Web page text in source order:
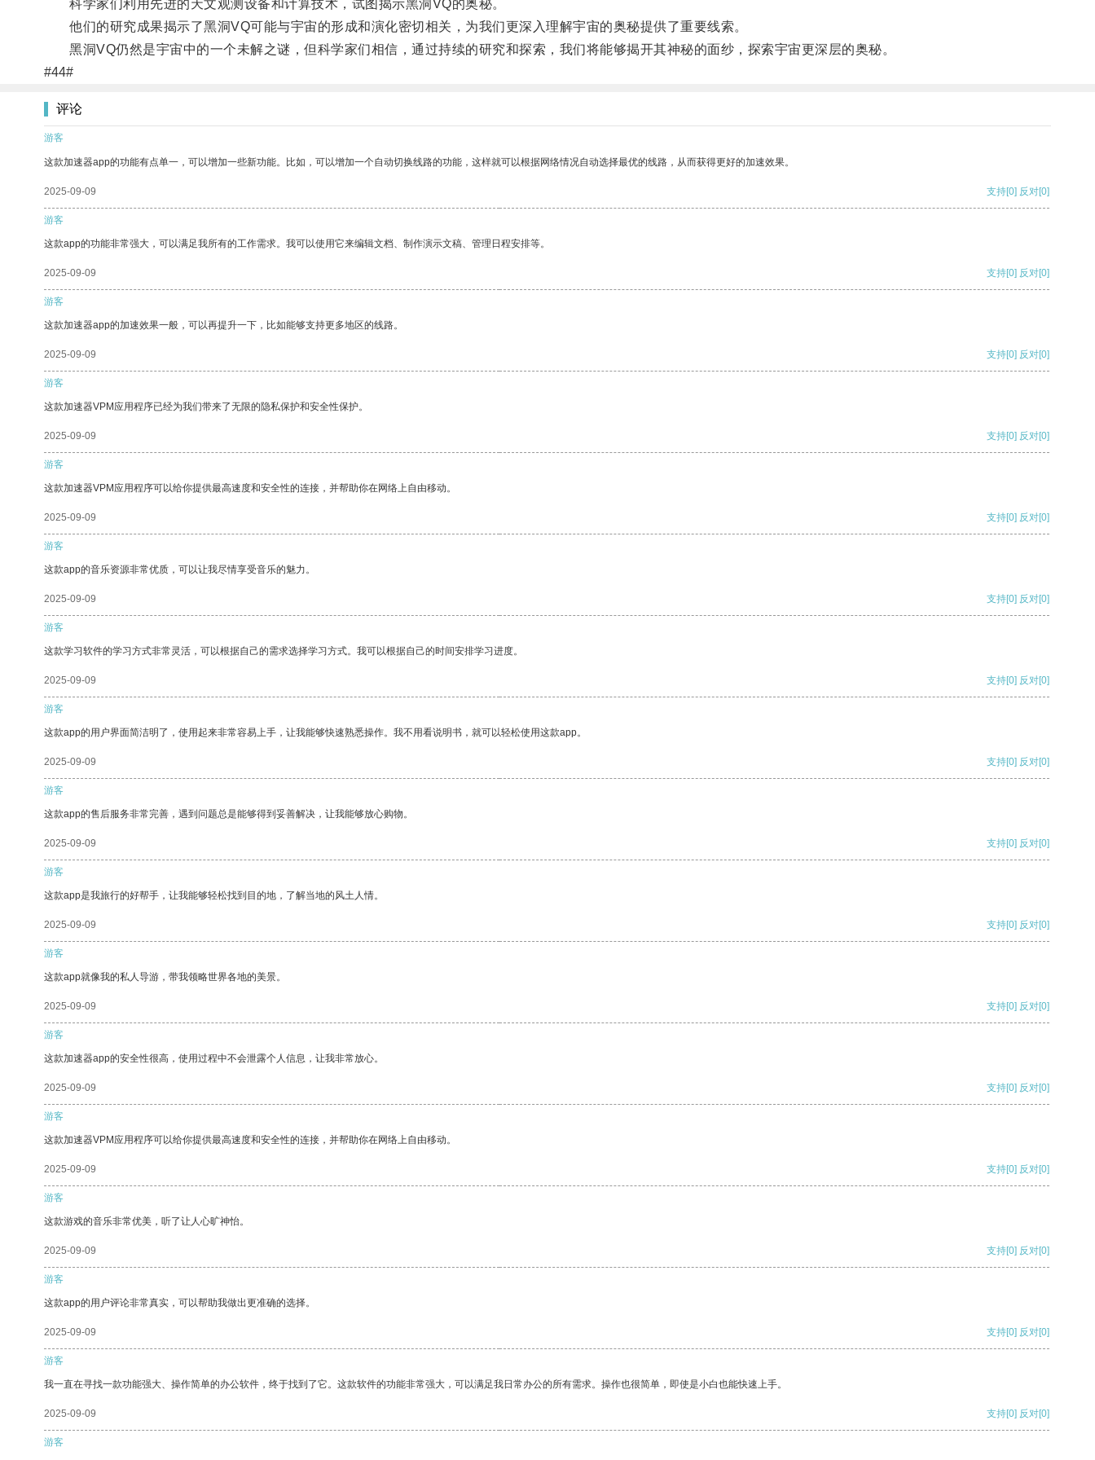
科学家们利用先进的天文观测设备和计算技术，试图揭示黑洞VQ的奥秘。
他们的研究成果揭示了黑洞VQ可能与宇宙的形成和演化密切相关，为我们更深入理解宇宙的奥秘提供了重要线索。
黑洞VQ仍然是宇宙中的一个未解之谜，但科学家们相信，通过持续的研究和探索，我们将能够揭开其神秘的面纱，探索宇宙更深层的奥秘。
#44#
评论
游客
这款加速器app的功能有点单一，可以增加一些新功能。比如，可以增加一个自动切换线路的功能，这样就可以根据网络情况自动选择最优的线路，从而获得更好的加速效果。
2025-09-09 支持[0] 反对[0]
游客
这款app的功能非常强大，可以满足我所有的工作需求。我可以使用它来编辑文档、制作演示文稿、管理日程安排等。
2025-09-09 支持[0] 反对[0]
游客
这款加速器app的加速效果一般，可以再提升一下，比如能够支持更多地区的线路。
2025-09-09 支持[0] 反对[0]
游客
这款加速器VPM应用程序已经为我们带来了无限的隐私保护和安全性保护。
2025-09-09 支持[0] 反对[0]
游客
这款加速器VPM应用程序可以给你提供最高速度和安全性的连接，并帮助你在网络上自由移动。
2025-09-09 支持[0] 反对[0]
游客
这款app的音乐资源非常优质，可以让我尽情享受音乐的魅力。
2025-09-09 支持[0] 反对[0]
游客
这款学习软件的学习方式非常灵活，可以根据自己的需求选择学习方式。我可以根据自己的时间安排学习进度。
2025-09-09 支持[0] 反对[0]
游客
这款app的用户界面简洁明了，使用起来非常容易上手，让我能够快速熟悉操作。我不用看说明书，就可以轻松使用这款app。
2025-09-09 支持[0] 反对[0]
游客
这款app的售后服务非常完善，遇到问题总是能够得到妥善解决，让我能够放心购物。
2025-09-09 支持[0] 反对[0]
游客
这款app是我旅行的好帮手，让我能够轻松找到目的地，了解当地的风土人情。
2025-09-09 支持[0] 反对[0]
游客
这款app就像我的私人导游，带我领略世界各地的美景。
2025-09-09 支持[0] 反对[0]
游客
这款加速器app的安全性很高，使用过程中不会泄露个人信息，让我非常放心。
2025-09-09 支持[0] 反对[0]
游客
这款加速器VPM应用程序可以给你提供最高速度和安全性的连接，并帮助你在网络上自由移动。
2025-09-09 支持[0] 反对[0]
游客
这款游戏的音乐非常优美，听了让人心旷神怡。
2025-09-09 支持[0] 反对[0]
游客
这款app的用户评论非常真实，可以帮助我做出更准确的选择。
2025-09-09 支持[0] 反对[0]
游客
我一直在寻找一款功能强大、操作简单的办公软件，终于找到了它。这款软件的功能非常强大，可以满足我日常办公的所有需求。操作也很简单，即使是小白也能快速上手。
2025-09-09 支持[0] 反对[0]
游客